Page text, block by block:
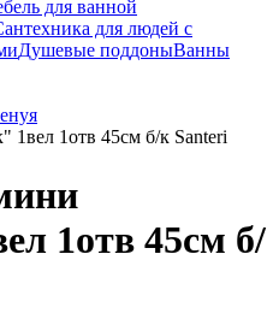
для ванной
для людей с
Душевые поддоныВанны
1отв 45см б/к Santeri
1отв 45см б/